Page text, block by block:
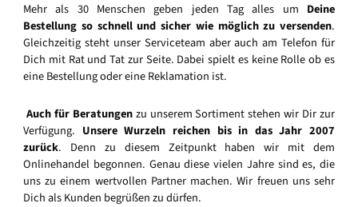
Mehr als 30 Menschen geben jeden Tag alles um Deine
Bestellung so schnell und sicher wie möglich zu versenden.
Gleichzeitig steht unser Serviceteam aber auch am Telefon für
Dich mit Rat und Tat zur Seite. Dabei spielt es keine Rolle ob es
eine Bestellung oder eine Reklamation ist.
Auch für Beratungenzu unserem Sortiment stehen wir Dir zur
Verfügung. Unsere Wurzeln reichen bis in das Jahr 2007
zurück. Denn zu diesem Zeitpunkt haben wir mit dem
Onlinehandel begonnen. Genau diese vielen Jahre sind es, die
uns zu einem wertvollen Partner machen. Wir freuen uns sehr
Dich als Kunden begrüßen zu dürfen.